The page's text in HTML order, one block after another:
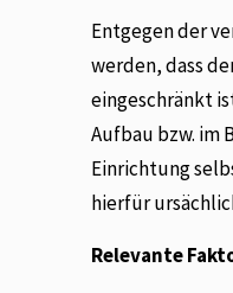
Entgegen der
werden, dass
eingeschränkt
Aufbau bzw. im
Einrichtung
hierfür
Relevante